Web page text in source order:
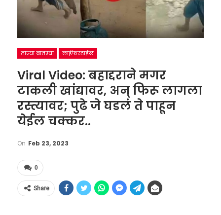
ताज्या बातम्या लाईफस्टाईल
Viral Video: बहाद्दराने मगर
टाकली खांद्यावर, अन् फिरू लागला
रस्त्यावर; पुढे जे घडलं ते पाहून
येईल चक्कर..
On Feb 23, 2023
0
Share